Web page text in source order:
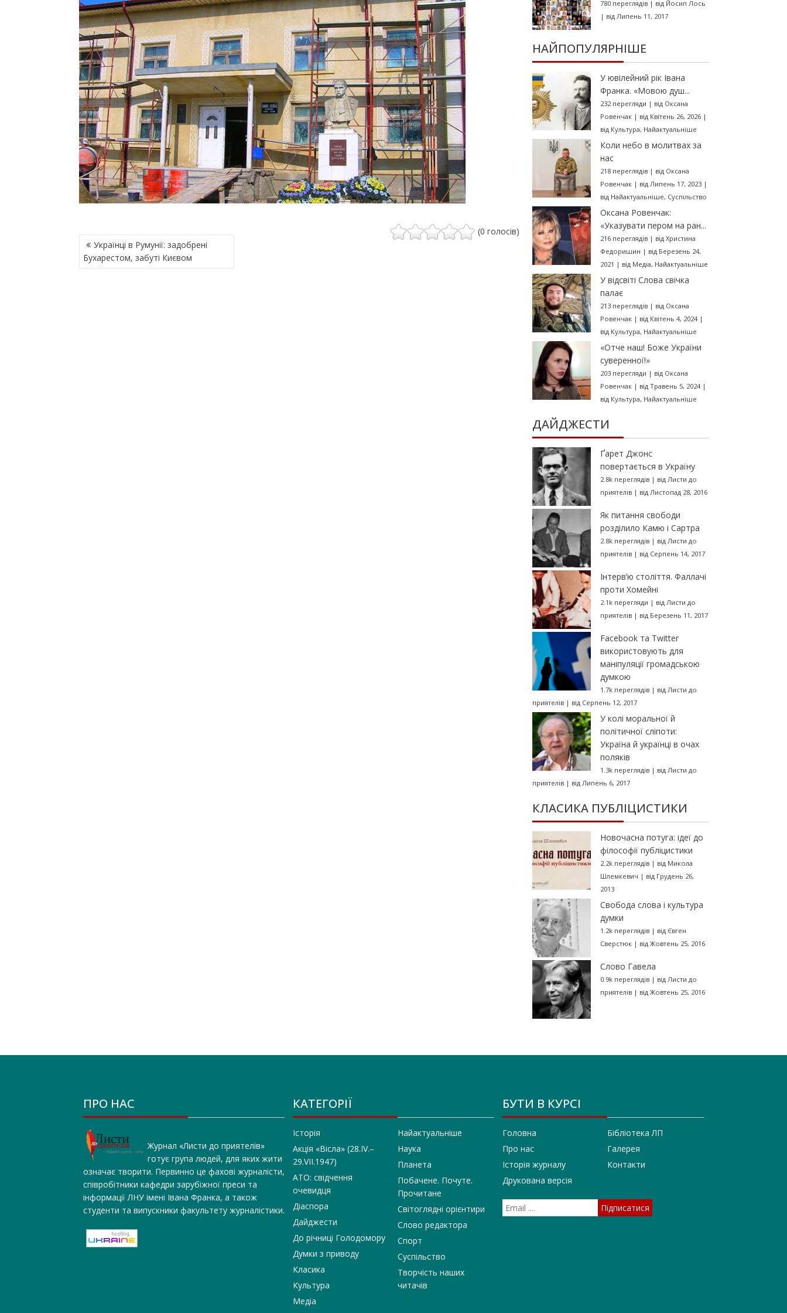
(0 голосів)
Н
А
В
Українці в Румунії: задобрені
Бухарестом, забуті Києвом
780 переглядів| від Йосип Лось
| від Липень 11, 2017
НАЙПОПУЛЯРНІШЕ
У ювілейний рік Івана
Франка. «Мовою душ...
232 перегляди | від Оксана
Ровенчак| від Квітень 26, 2026|
від Культура, Найактуальніше
Коли небо в молитвах за
нас
218 переглядів| від Оксана
Ровенчак| від Липень 17, 2023|
від Найактуальніше, Суспільство
Оксана Ровенчак:
«Указувати пером на ран...
216 переглядів| від Христина
Федоришин | від Березень 24,
2021 | від Медіа, Найактуальніше
У відсвіті Слова свічка
палає
213 переглядів| від Оксана
Ровенчак| від Квітень 4, 2024|
від Культура, Найактуальніше
«Отче наш! Боже України
суверенної!»
203 перегляди | від Оксана
Ровенчак| від Травень 5, 2024|
від Культура, Найактуальніше
ДАЙДЖЕСТИ
Ґарет Джонс
повертається в Україну
2.8k переглядів| від Листи до
приятелів| від Листопад 28, 2016
Як питання свободи
розділило Камю і Сартра
2.8k переглядів| від Листи до
приятелів| від Серпень 14, 2017
Інтерв’ю століття. Фаллачі
проти Хомейні
2.1k перегляди | від Листи до
приятелів| від Березень 11, 2017
Facebook та Twitter
використовують для
маніпуляції громадською
думкою
1.7k переглядів| від Листи до
приятелів| від Серпень 12, 2017
У колі моральної й
політичної сліпоти:
Україна й українці в очах
поляків
1.3k переглядів| від Листи до
приятелів| від Липень 6, 2017
КЛАСИКА ПУБЛІЦИСТИКИ
Новочасна потуга: ідеї до
філософії публіцистики
2.2k переглядів| від Микола
Шлемкевич | від Грудень 26,
2013
Свобода слова і культура
думки
1.2k переглядів| від Євген
Сверстюк| від Жовтень 25, 2016
Слово Гавела
0.9k переглядів| від Листи до
приятелів| від Жовтень 25, 2016
ПРО НАС
Журнал «Листи до приятелів»
готує група людей, для яких жити
означає творити. Первинно це фахові журналісти,
співробітники кафедри зарубіжної преси та
інформації ЛНУ імені Івана Франка, а також
студенти та випускники факультету журналістики.
КАТЕГОРІЇ
Історія
Акція «Вісла» (28.IV.–
29.VII.1947)
АТО: свідчення
очевидця
Діаспора
Дайджести
До річниці Голодомору
Думки з приводу
Класика
Культура
Медіа
Найактуальніше
Наука
Планета
Побачене. Почуте.
Прочитане
Світоглядні орієнтири
Слово редактора
Спорт
Суспільство
Творчість наших
читачів
БУТИ В КУРСІ
Головна
Про нас
Історія журналу
Друкована версія
Бібліотека ЛП
Галерея
Контакти